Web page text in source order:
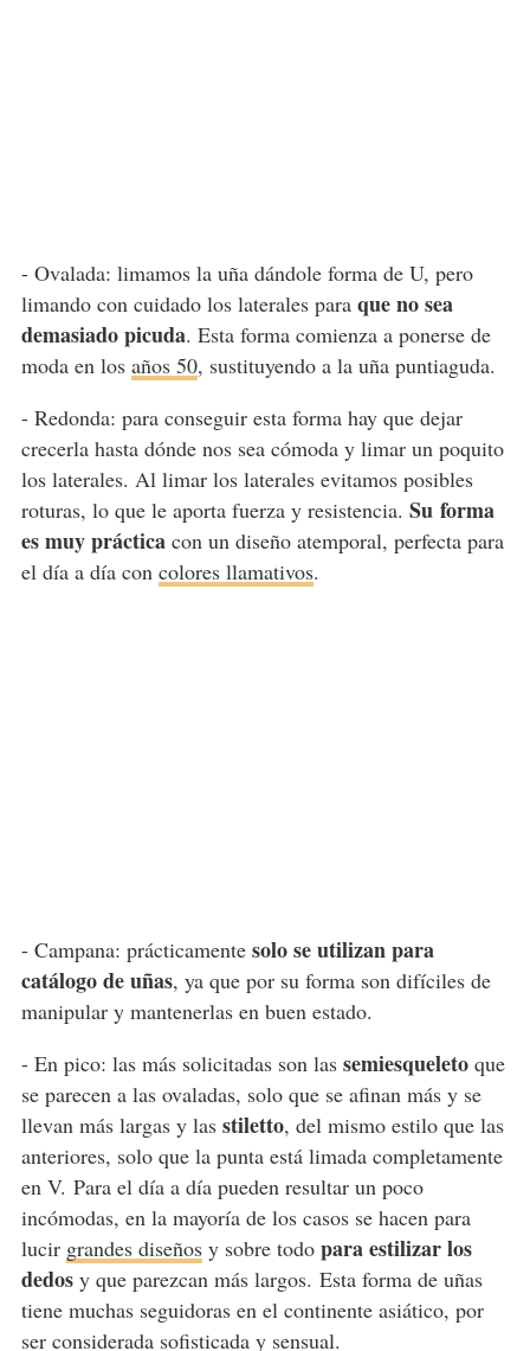
- Ovalada: limamos la uña dándole forma de U, pero
limando con cuidado los laterales para que no sea
demasiado picuda. Esta forma comienza a ponerse de
moda en los años 50, sustituyendo a la uña puntiaguda.
- Redonda: para conseguir esta forma hay que dejar
crecerla hasta dónde nos sea cómoda y limar un poquito
los laterales. Al limar los laterales evitamos posibles
roturas, lo que le aporta fuerza y resistencia. Suforma
es muy prácticacon un diseño atemporal, perfecta para
el día a día con colores llamativos.
- Campana: prácticamente solo se utilizan para
catálogo de uñas, ya que por su forma son difíciles de
manipular y mantenerlas en buen estado.
- En pico: las más solicitadas son las semiesqueletoque
se parecen a las ovaladas, solo que se afinan más y se
llevan más largas y las stiletto, del mismo estilo que las
anteriores, solo que la punta está limada completamente
en V. Para el día a día pueden resultar un poco
incómodas, en la mayoría de los casos se hacen para
lucir grandes diseñosy sobre todo para estilizar los
dedosy que parezcan más largos. Esta forma de uñas
tiene muchas seguidoras en el continente asiático, por
ser considerada sofisticada y sensual.